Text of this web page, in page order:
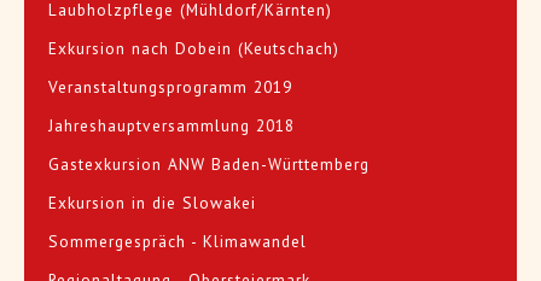
Laubholzpflege (Mühldorf/Kärnten)
Exkursion nach Dobein (Keutschach)
Veranstaltungsprogramm 2019
Jahreshauptversammlung 2018
Gastexkursion ANW Baden-Württemberg
Exkursion in die Slowakei
Sommergespräch - Klimawandel